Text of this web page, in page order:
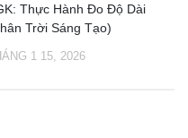
Thực Hành Đo Độ Dài
Trời Sáng Tạo)
1 15, 2026